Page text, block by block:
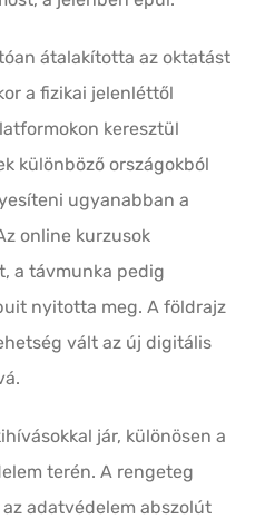
átalakította az oktatást
a fizikai jelenléttől
keresztül
különböző országokból
ugyanabban a
online kurzusok
a távmunka pedig
nyitotta meg. A földrajz
vált az új digitális
jár, különösen a
terén. A rengeteg
adatvédelem abszolút